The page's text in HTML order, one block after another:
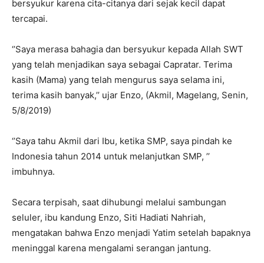
bersyukur karena cita-citanya dari sejak kecil dapat
tercapai.
‘’Saya merasa bahagia dan bersyukur kepada Allah SWT
yang telah menjadikan saya sebagai Capratar. Terima
kasih (Mama) yang telah mengurus saya selama ini,
terima kasih banyak,’’ ujar Enzo, (Akmil, Magelang, Senin,
5/8/2019)
‘’Saya tahu Akmil dari Ibu, ketika SMP, saya pindah ke
Indonesia tahun 2014 untuk melanjutkan SMP, ’’
imbuhnya.
Secara terpisah, saat dihubungi melalui sambungan
seluler, ibu kandung Enzo, Siti Hadiati Nahriah,
mengatakan bahwa Enzo menjadi Yatim setelah bapaknya
meninggal karena mengalami serangan jantung.